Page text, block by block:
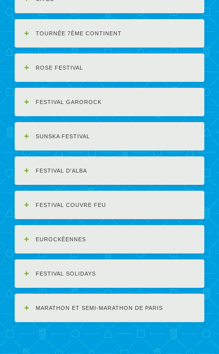
TOURNÉE 7ÈME CONTINENT
ROSE FESTIVAL
FESTIVAL GAROROCK
SUNSKA FESTIVAL
FESTIVAL D'ALBA
FESTIVAL COUVRE FEU
EUROCKÉENNES
FESTIVAL SOLIDAYS
MARATHON ET SEMI-MARATHON DE PARIS